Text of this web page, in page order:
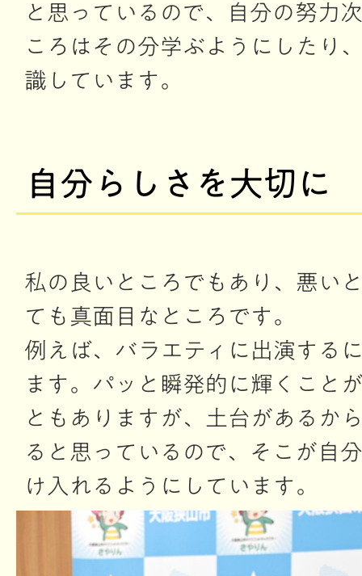
と思っているので、自分の努力
ころはその分学ぶようにしたり
識しています。
自分らしさを大切に
私の良いところでもあり、悪い
ても真面目なところです。
例えば、バラエティに出演する
ます。パッと瞬発的に輝くこと
ともありますが、土台があるか
ると思っているので、そこが自
け入れるようにしています。